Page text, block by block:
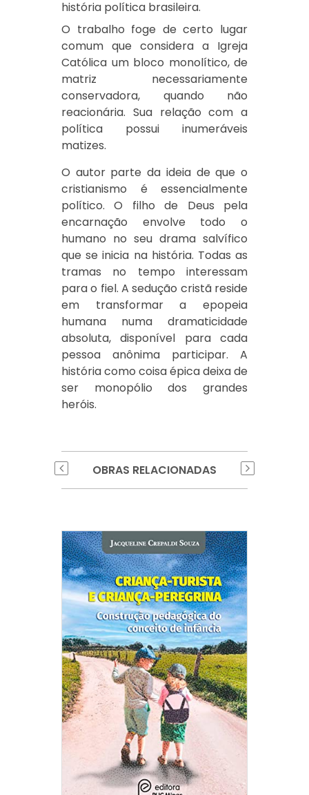
história política brasileira.
O trabalho foge de certo lugar
comum que considera a Igreja
Católica um bloco monolítico, de
matriz necessariamente
conservadora, quando não
reacionária. Sua relação com a
política possui inumeráveis
matizes.
O autor parte da ideia de que o
cristianismo é essencialmente
político. O filho de Deus pela
encarnação envolve todo o
humano no seu drama salvífico
que se inicia na história. Todas as
tramas no tempo interessam
para o fiel. A sedução cristã reside
em transformar a epopeia
humana numa dramaticidade
absoluta, disponível para cada
pessoa anônima participar. A
história como coisa épica deixa de
ser monopólio dos grandes
heróis.
OBRAS RELACIONADAS